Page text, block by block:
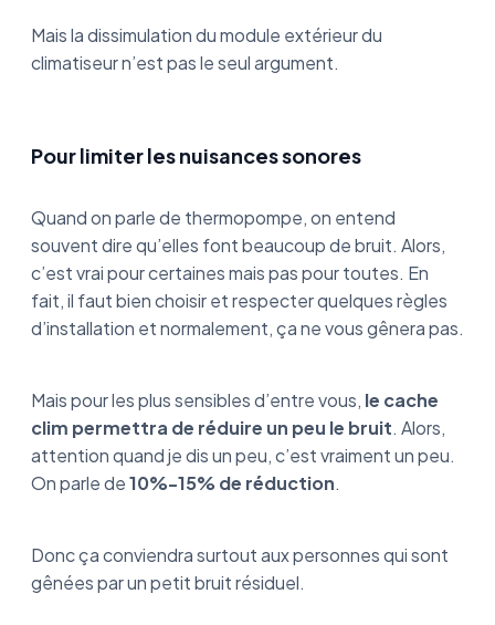
Mais la dissimulation du module extérieur du
climatiseur n’est pas le seul argument.
Pour limiter les nuisances sonores
Quand on parle de thermopompe, on entend
souvent dire qu’elles font beaucoup de bruit. Alors,
c’est vrai pour certaines mais pas pour toutes. En
fait, il faut bien choisir et respecter quelques règles
d’installation et normalement, ça ne vous gênera pas.
Mais pour les plus sensibles d’entre vous, le cache
clim permettra de réduire un peu le bruit. Alors,
attention quand je dis un peu, c’est vraiment un peu.
On parle de10%-15% de réduction.
Donc ça conviendra surtout aux personnes qui sont
gênées par un petit bruit résiduel.